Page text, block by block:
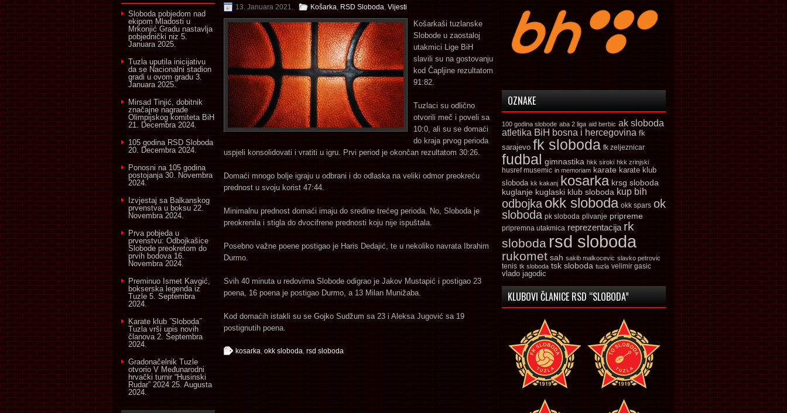
13. Januara 2021. Košarka, RSD Sloboda, Vijesti
Košarkaši tuzlanske
Slobode u zaostaloj
utakmici Lige BiH
slavili su na gostovanju
kod Čapljine rezultatom
91:82.
Tuzlaci su odlično
otvorili meč i poveli sa
10:0, ali su se domaći
do kraja prvog perioda
uspjeli konsolidovati i vratiti u igru. Prvi period je okončan rezultatom 30:26.
Domaći mnogo bolje igraju u odbrani i do odlaska na veliki odmor preokreću
prednost u svoju korist 47:44.
Minimalnu prednost domaći imaju do sredine trećeg perioda. No, Sloboda je
preokrenila i stigla do dvocifrene prednosti koju nije ispuštala.
Posebno važne poene postigao je Haris Dedajić, te u nekoliko navrata Ibrahim
Durmo.
Svih 40 minuta u redovima Slobode odigrao je Jakov Mustapić i postigao 23
poena, 16 poena je postigao Durmo, a 13 Milan Munižaba.
Kod domaćih istakli su se Gojko Sudžum sa 23 i Aleksa Jugović sa 19
postignutih poena.
kosarka, okk sloboda, rsd sloboda
Sloboda pobjedom nad
ekipom Mladosti u
Mrkonjić Gradu nastavlja
pobjednički niz 5.
Januara 2025.
Tuzla uputila inicijativu
da se Nacionalni stadion
gradi u ovom gradu 3.
Januara 2025.
Mirsad Tinjić, dobitnik
značajne nagrade
Olimpijskog komiteta BiH
21. Decembra 2024.
105 godina RSD Sloboda
20. Decembra 2024.
Ponosni na 105 godina
postojanja 30. Novembra
2024.
Izvjestaj sa Balkanskog
prvenstva u boksu 22.
Novembra 2024.
Prva pobjeda u
prvenstvu: Odbojkašice
Slobode preokretom do
prvih bodova 16.
Novembra 2024.
Preminuo Ismet Kavgić,
bokserska legenda iz
Tuzle 5. Septembra
2024.
Karate klub ˝Sloboda˝
Tuzla vrši upis novih
članova 2. Septembra
2024.
Gradonačelnik Tuzle
otvorio V Međunarodni
hrvački turnir “Husinski
Rudar” 2024 25. Augusta
2024.
OZNAKE
100 godina slobode aba 2 liga aid berbic ak sloboda
atletika BiH bosna i hercegovina fk
sarajevo fk sloboda fk zeljeznicar
fudbal gimnastika hkk siroki hkk zrinjski
husref musemic in memoriam karate karate klub
sloboda kk kakanj kosarka krsg sloboda
kuglanje kuglaski klub sloboda kup bih
odbojka okk sloboda okk spars ok
sloboda pk sloboda plivanje pripreme
pripremna utakmica reprezentacija rk
sloboda rsd sloboda
rukomet sah sakib malkocevic slavko petrovic
tenis tk sloboda tsk sloboda tuzla velimir gasic
vlado jagodic
KLUBOVI ČLANICE RSD “SLOBODA”